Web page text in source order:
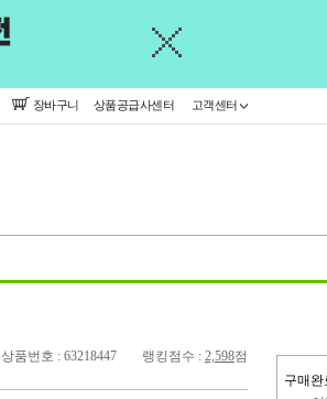
장바구니 상품공급사센터 고객센터
구매완
상품번호 : 63218447 랭킹점수 : 2,598점